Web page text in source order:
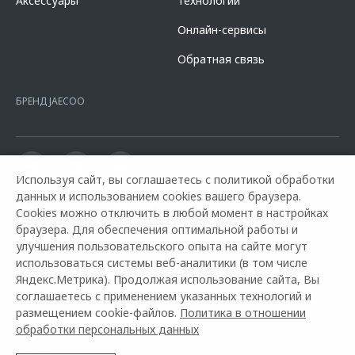
кредита в разделе «Кредит на покупку автомобиля у дилера» на
https://alfabank.ru/get-money/auto-loan/dealers/?
Кредит предоставляет АО Альфа-Банк. ИНН
7728168971 ОГРН 1027700067328 место нахождение 107078, г.
Москва, ул. Каланчевская, д. 27. Ген.лицензия ЦБ РФ № 1326 от
офертой.
Онлайн-сервисы
Обратная связь
БРЕНД JAECOO
Горячая линия OMODA: 8 800 600 1 888
© 2026 ООО «ДЖЕЙЛЭНД РУС»
Используя сайт, вы соглашаетесь с политикой обработки
данных и использованием cookies вашего браузера.
Cookies можно отключить в любой момент в настройках
браузера. Для обеспечения оптимальной работы и
улучшения пользовательского опыта на сайте могут
использоваться системы веб-аналитики (в том числе
Яндекс.Метрика). Продолжая использование сайта, Вы
соглашаетесь с применением указанных технологий и
размещением cookie-файлов. Политика в отношении
обработки персональных данных